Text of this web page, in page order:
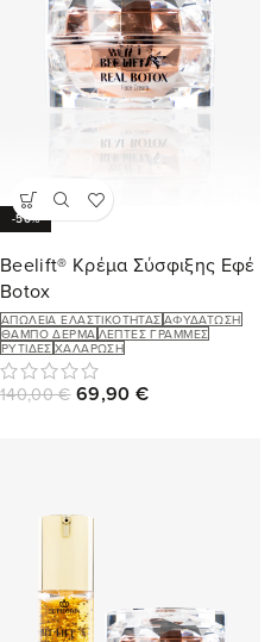
-50%
Beelift® Κρέμα Σύσφιξης Εφέ
Botox
ΑΠΏΛΕΙΑ ΕΛΑΣΤΙΚΌΤΗΤΑΣΑΦΥΔΆΤΩΣΗ
ΘΑΜΠΌ ΔΈΡΜΑΛΕΠΤΈΣ ΓΡΑΜΜΈΣ
ΡΥΤΊΔΕΣΧΑΛΆΡΩΣΗ
140,00€ 69,90 €